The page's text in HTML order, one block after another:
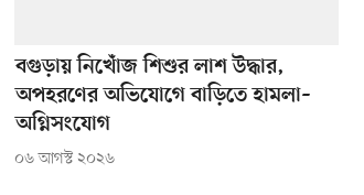
বগুড়ায় নিখোঁজ শিশুর লাশ উদ্ধার,
অপহরণের অভিযোগে বাড়িতে হামলা–
অগ্নিসংযোগ
০৬ আগস্ট ২০২৬